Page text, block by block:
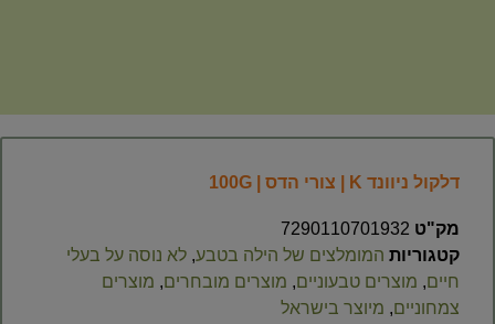
דלקול ניוונד K | צורי הדס | 100G
מק"ט 7290110701932
קטגוריות המומלצים של הילה בטבע, לא נוסה על בעלי
חיים, מוצרים טבעוניים, מוצרים מובחרים, מוצרים
צמחוניים, מיוצר בישראל